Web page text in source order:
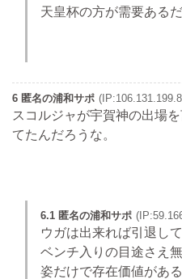
天皇杯の方が需要ある
6 匿名の浦和サポ
スコルジャが宇賀神の出場
てたんだろうな。
6.1 匿名の浦和サポ
ウガは出来れば引退し
ベンチ入りの目途さえ
姿だけで存在価値がある